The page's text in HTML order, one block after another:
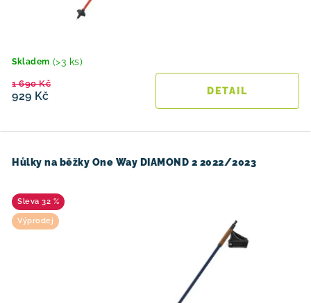
Skladem (>3 ks)
929 Kč
1 690 Kč
Hůlky na běžky One Way DIAMOND 2 2022/2023
32 %
Výprodej